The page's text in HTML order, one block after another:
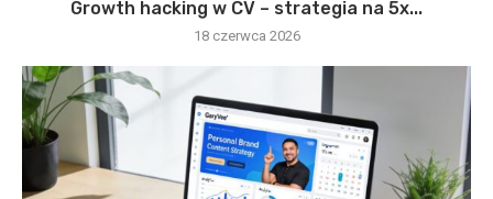
Growth hacking w CV – strategia na 5x...
18 czerwca 2026